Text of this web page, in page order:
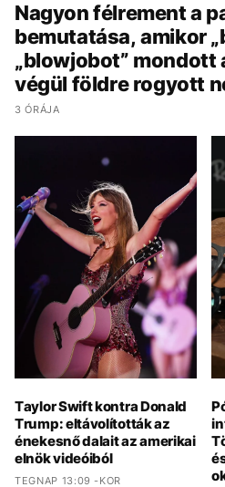
Nagyon félrement a
bemutatása, amikor
„blowjobot” mondott
végül földre rogyott
3 ÓRÁJA
Taylor Swift kontra Donald
Trump: eltávolították az
énekesnő dalait az amerikai
elnök videóiból
TEGNAP 13:09 -KOR